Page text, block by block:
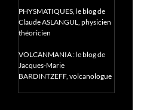
PHYSMATIQUES, le blog de
Claude ASLANGUL, physicien
théoricien
VOLCANMANIA : le blog de
Jacques-Marie
BARDINTZEFF, volcanologue